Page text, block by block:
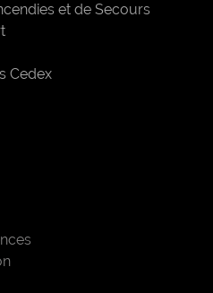
et de Secours
Cedex